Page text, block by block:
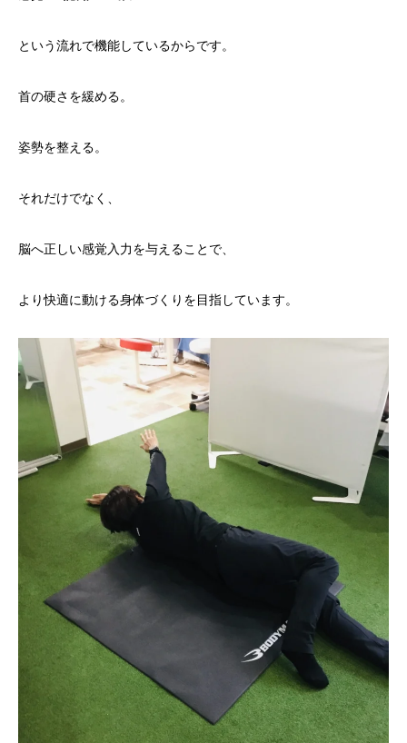
という流れで機能しているからです。
首の硬さを緩める。
姿勢を整える。
それだけでなく、
脳へ正しい感覚入力を与えることで、
より快適に動ける身体づくりを目指しています。